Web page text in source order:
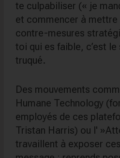
te culpabiliser (« je
et commencer à mettre
contre-mesures
toi qui es faible, c’est
truqué.
Des mouvements
Humane Technology
employés de ces
Tristan Harris) ou l'
travaillent à exposer